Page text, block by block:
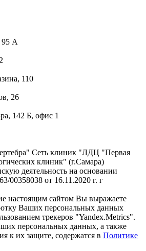
95 А
110
26
142 Б, офис 1
Сеть клиник "ЛДЦ "Первая
клиник" (г.Самара)
деятельность на основании
00358038 от 16.11.2020 г. г
настоящим сайтом Вы выражаете
Ваших персональных данных
трекеров "Yandex.Metrics".
персональных данных, а также
к их защите, содержатся в Политике